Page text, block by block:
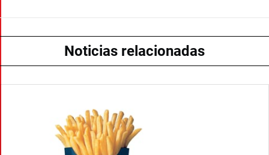
Noticias relacionadas